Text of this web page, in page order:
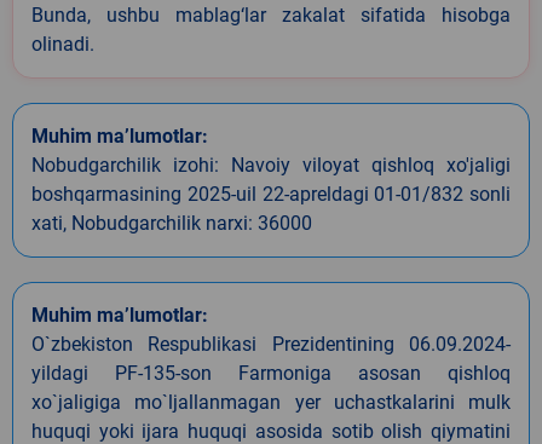
Bunda, ushbu mablag‘lar zakalat sifatida hisobga
olinadi.
Muhim ma’lumotlar:
Nobudgarchilik izohi: Navoiy viloyat qishloq xo'jaligi
boshqarmasining 2025-uil 22-apreldagi 01-01/832 sonli
xati, Nobudgarchilik narxi: 36000
Muhim ma’lumotlar:
O`zbekiston Respublikasi Prezidentining 06.09.2024-
yildagi PF-135-son Farmoniga asosan qishloq
xo`jaligiga mo`ljallanmagan yer uchastkalarini mulk
huquqi yoki ijara huquqi asosida sotib olish qiymatini